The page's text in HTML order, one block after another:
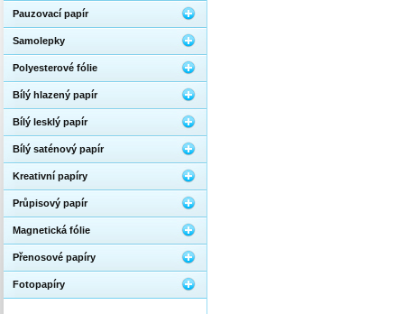
Pauzovací papír
Samolepky
Polyesterové fólie
Bílý hlazený papír
Bílý lesklý papír
Bílý saténový papír
Kreativní papíry
Průpisový papír
Magnetická fólie
Přenosové papíry
Fotopapíry